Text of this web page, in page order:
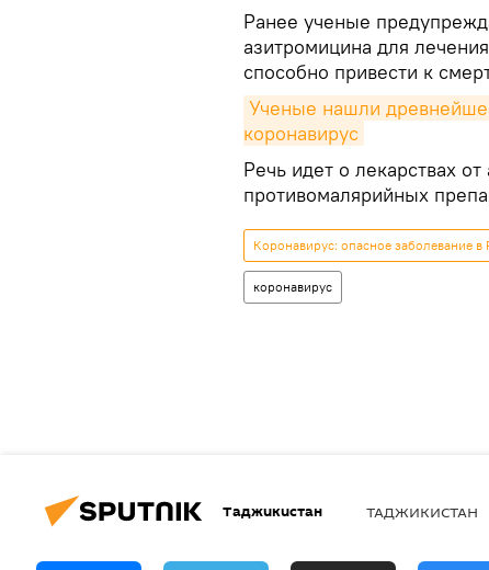
Ранее ученые
азитромицина для
способно привести к
Ученые нашли
коронавирус
Речь идет о лекарствах
противомалярийных
Коронавирус: опасное заболевание
коронавирус
Таджикистан ТАДЖИКИСТАН